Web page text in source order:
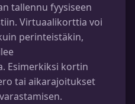
tallennu fyysiseen
Virtuaalikorttia voi
perinteistäkin,
Esimerkiksi kortin
tai aikarajoitukset